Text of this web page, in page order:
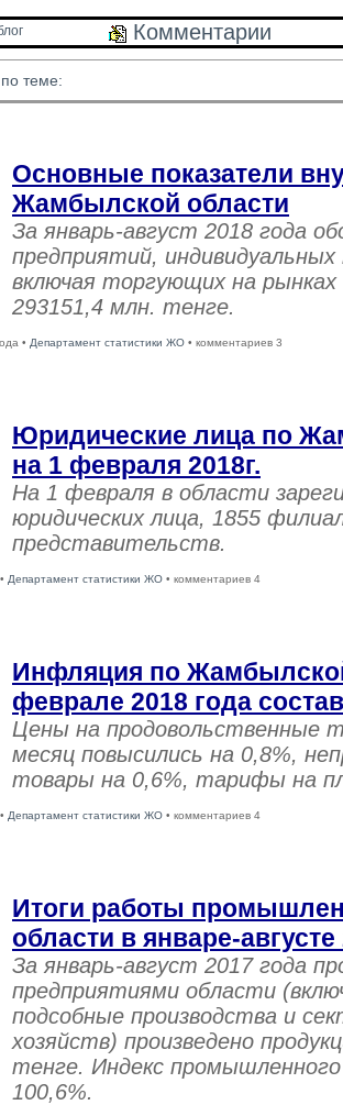
Комментарии
теме:
Основные показатели
Жамбылской области
За январь-август 2018 года
предприятий,
включая торгующих на рынках
293151,4 млн. тенге.
• Департамент статистики ЖО • комментариев 3
Юридические лица по
на 1 февраля 2018г.
На 1 февраля в области
юридических лица, 1855
представительств.
Департамент статистики ЖО • комментариев 4
Инфляция по
феврале 2018 года
Цены на продовольственные
месяц повысились на 0,8%,
товары на 0,6%, тарифы на
Департамент статистики ЖО • комментариев 4
Итоги работы
области в январе-августе
За январь-август 2017 года
предприятиями области
подсобные производства и
хозяйств) произведено
тенге. Индекс
100,6%.